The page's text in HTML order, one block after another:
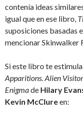
contenía ideas
igual que en ese libro,
suposiciones basadas
mencionar Skinwalker
Si este libro te
Apparitions. Alien
Enigmade Hilary
Kevin McClureen: